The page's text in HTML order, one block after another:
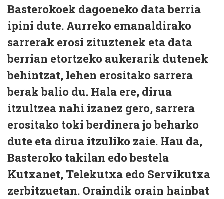
Basterokoek dagoeneko data berria
ipini dute. Aurreko emanaldirako
sarrerak erosi zituztenek eta data
berrian etortzeko aukerarik dutenek
behintzat, lehen erositako sarrera
berak balio du. Hala ere, dirua
itzultzea nahi izanez gero, sarrera
erositako toki berdinera jo beharko
dute eta dirua itzuliko zaie. Hau da,
Basteroko takilan edo bestela
Kutxanet, Telekutxa edo Servikutxa
zerbitzuetan. Oraindik orain hainbat